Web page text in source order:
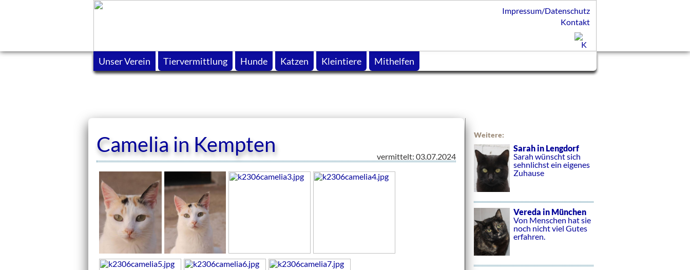
Weitere:
Sarah in Lengdorf
Sarah wünscht sich
sehnlichst ein eigenes
Zuhause
Vereda in München
Von Menschen hat sie
noch nicht viel Gutes
erfahren.
Camelia in Kempten vermittelt: 03.07.2024
Impressum/Datenschutz
Kontakt
Unser Verein Tiervermittlung Hunde Katzen Kleintiere Mithelfen